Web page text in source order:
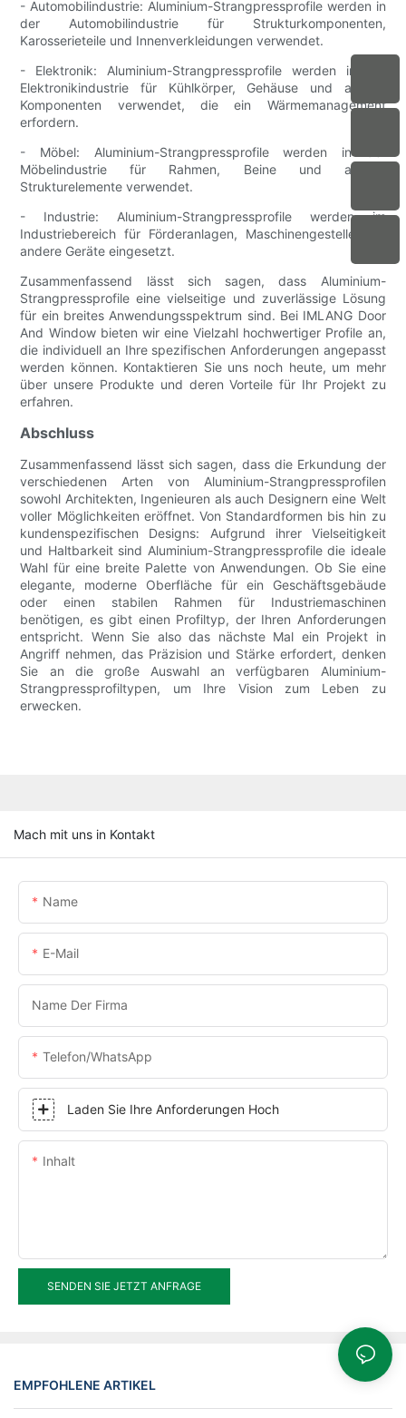
- Automobilindustrie: Aluminium-Strangpressprofile werden in
der Automobilindustrie für Strukturkomponenten,
Karosserieteile und Innenverkleidungen verwendet.
- Elektronik: Aluminium-Strangpressprofile werden in der
Elektronikindustrie für Kühlkörper, Gehäuse und andere
Komponenten verwendet, die ein Wärmemanagement
erfordern.
- Möbel: Aluminium-Strangpressprofile werden in der
Möbelindustrie für Rahmen, Beine und andere
Strukturelemente verwendet.
- Industrie: Aluminium-Strangpressprofile werden im
Industriebereich für Förderanlagen, Maschinengestelle und
andere Geräte eingesetzt.
Zusammenfassend lässt sich sagen, dass Aluminium-
Strangpressprofile eine vielseitige und zuverlässige Lösung
für ein breites Anwendungsspektrum sind. Bei IMLANG Door
And Window bieten wir eine Vielzahl hochwertiger Profile an,
die individuell an Ihre spezifischen Anforderungen angepasst
werden können. Kontaktieren Sie uns noch heute, um mehr
über unsere Produkte und deren Vorteile für Ihr Projekt zu
erfahren.
Abschluss
Zusammenfassend lässt sich sagen, dass die Erkundung der
verschiedenen Arten von Aluminium-Strangpressprofilen
sowohl Architekten, Ingenieuren als auch Designern eine Welt
voller Möglichkeiten eröffnet. Von Standardformen bis hin zu
kundenspezifischen Designs: Aufgrund ihrer Vielseitigkeit
und Haltbarkeit sind Aluminium-Strangpressprofile die ideale
Wahl für eine breite Palette von Anwendungen. Ob Sie eine
elegante, moderne Oberfläche für ein Geschäftsgebäude
oder einen stabilen Rahmen für Industriemaschinen
benötigen, es gibt einen Profiltyp, der Ihren Anforderungen
entspricht. Wenn Sie also das nächste Mal ein Projekt in
Angriff nehmen, das Präzision und Stärke erfordert, denken
Sie an die große Auswahl an verfügbaren Aluminium-
Strangpressprofiltypen, um Ihre Vision zum Leben zu
erwecken.
Mach mit uns in Kontakt
Name
E-Mail
Name Der Firma
Telefon/WhatsApp
Laden Sie Ihre Anforderungen Hoch
Inhalt
SENDEN SIE JETZT ANFRAGE
EMPFOHLENE ARTIKEL